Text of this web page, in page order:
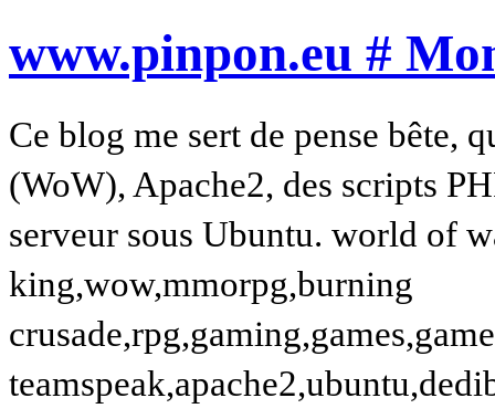
www.pinpon.eu #
Ce blog me sert de pense bête,
(WoW), Apache2, des scripts
serveur sous Ubuntu. world of
king,wow,mmorpg,burning